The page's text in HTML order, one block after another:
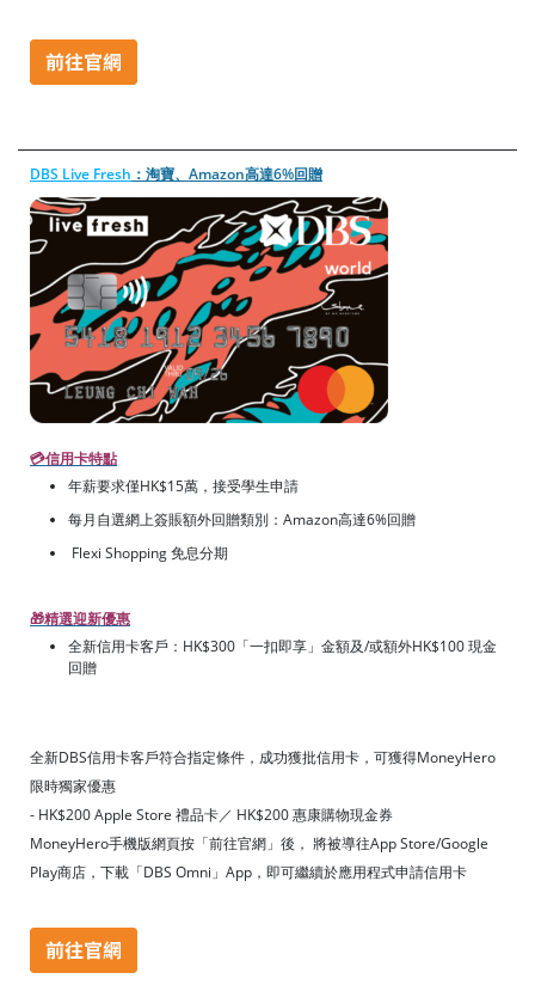
DBS Live Fresh ：淘寶、Amazon高達6%回贈
💳信用卡特點
年薪要求僅HK$15萬，接受學生申請
每月自選網上簽賬額外回贈類別：Amazon高達6%回贈
Flexi Shopping 免息分期
🎁精選迎新優惠
全新信用卡客戶：HK$300「一扣即享」金額及/或額外HK$100 現金
回贈
全新DBS信用卡客戶符合指定條件，成功獲批信用卡，可獲得MoneyHero
限時獨家優惠
- HK$200 Apple Store 禮品卡／ HK$200 惠康購物現金券
MoneyHero手機版網頁按「前往官網」後， 將被導往App Store/Google
Play商店，下載「DBS Omni」App，即可繼續於應用程式申請信用卡